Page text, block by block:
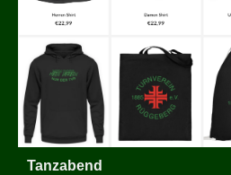
Tanzabend